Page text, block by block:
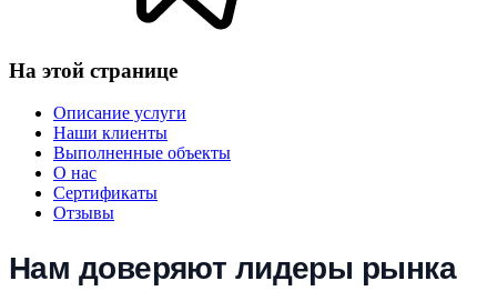
На этой странице
Описание услуги
Наши клиенты
Выполненные объекты
О нас
Сертификаты
Отзывы
Нам доверяют лидеры рынка